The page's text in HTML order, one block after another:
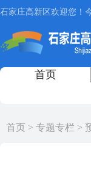
首页 > 专题专栏 >